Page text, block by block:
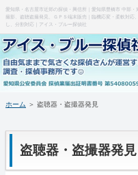
愛知県・名古屋市近郊の探偵・興信所｜愛知県豊橋市 中部
撮影、盗聴盗撮発見、ＧＰＳ端末販売｜臨機応変・柔軟対
し、分割対応｜アイス・ブルー探偵社
ホーム
当事務所について（はじ
特徴など(違い・緊急出動
ホーム ＞ 盗聴器・盗撮器発見
盗聴器・盗撮器発見